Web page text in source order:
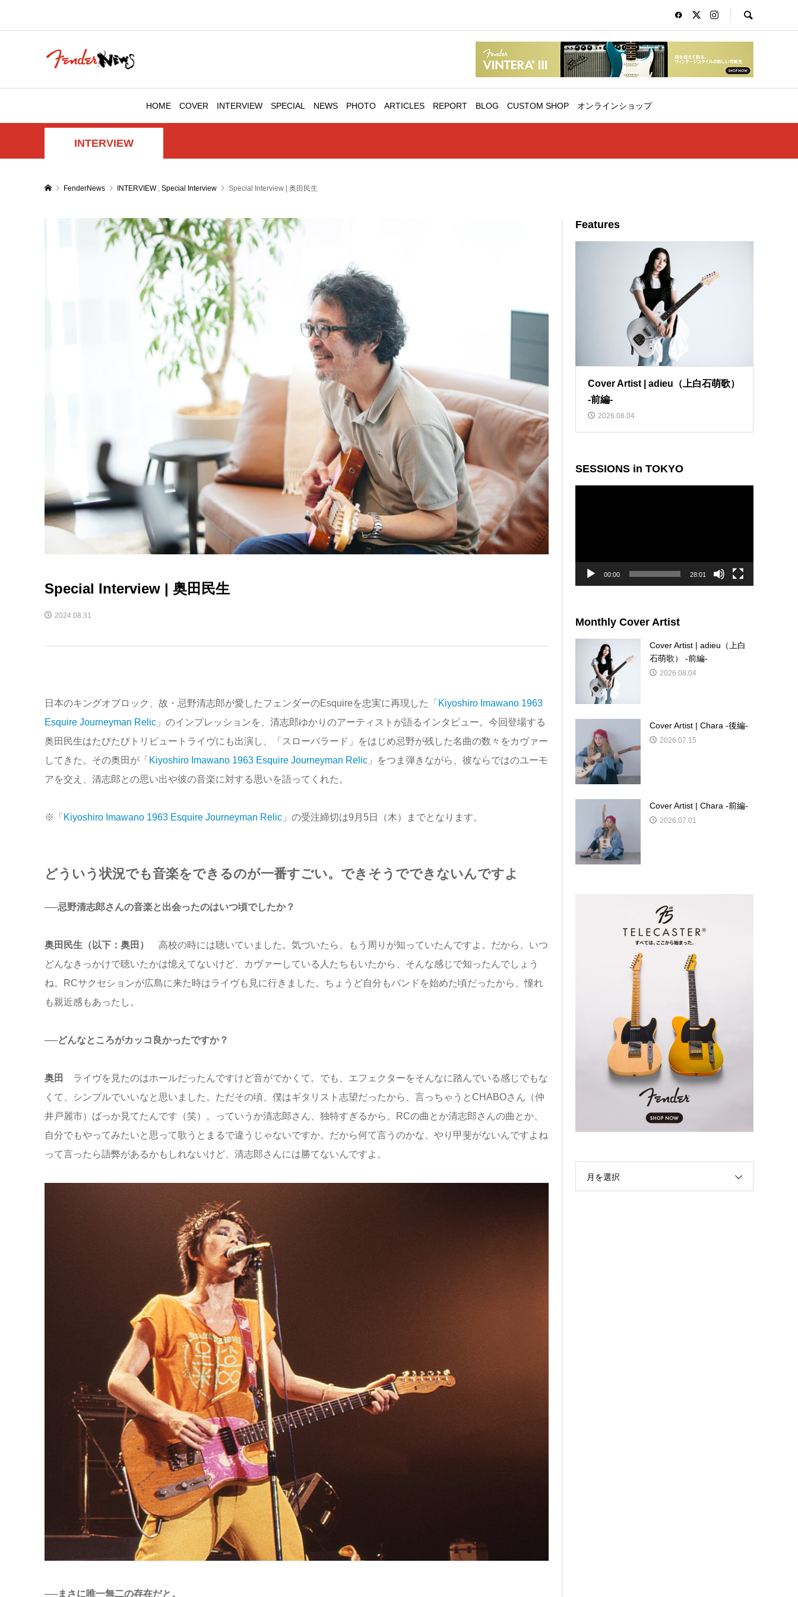
HOME COVER INTERVIEW SPECIAL NEWS PHOTO ARTICLES REPORT BLOG CUSTOM SHOP オンラインショップ
INTERVIEW
FenderNews INTERVIEW , Special Interview Special Interview | 奥田民生
Special Interview | 奥田民生
2024.08.31
日本のキングオブロック、故・忌野清志郎が愛したフェンダーのEsquireを忠実に再現した「 Kiyoshiro Imawano 1963
Esquire Journeyman Relic」のインプレッションを、清志郎ゆかりのアーティストが語るインタビュー。今回登場する
奥田民生はたびたびトリビュートライヴにも出演し、「スローバラード」をはじめ忌野が残した名曲の数々をカヴァー
してきた。その奥田が「 Kiyoshiro Imawano 1963 Esquire Journeyman Relic」をつま弾きながら、彼ならではのユーモ
アを交え、清志郎との思い出や彼の音楽に対する思いを語ってくれた。
※「 Kiyoshiro Imawano 1963 Esquire Journeyman Relic」の受注締切は9月5日（木）までとなります。
どういう状況でも音楽をできるのが一番すごい。できそうでできないんですよ
──忌野清志郎さんの音楽と出会ったのはいつ頃でしたか？
奥田民生（以下：奥田）
高校の時には聴いていました。気づいたら、もう周りが知っていたんですよ。だから、いつ
どんなきっかけで聴いたかは憶えてないけど、カヴァーしている人たちもいたから、そんな感じで知ったんでしょう
ね。RCサクセションが広島に来た時はライヴも見に行きました。ちょうど自分もバンドを始めた頃だったから、憧れ
も親近感もあったし。
──どんなところがカッコ良かったですか？
奥田
ライヴを見たのはホールだったんですけど音がでかくて。でも、エフェクターをそんなに踏んでいる感じでもな
くて、シンプルでいいなと思いました。ただその頃、僕はギタリスト志望だったから、言っちゃうとCHABOさん（仲
井戸麗市）ばっか見てたんです（笑）。っていうか清志郎さん、独特すぎるから。RCの曲とか清志郎さんの曲とか、
自分でもやってみたいと思って歌うとまるで違うじゃないですか。だから何て言うのかな、やり甲斐がないんですよね
って言ったら語弊があるかもしれないけど、清志郎さんには勝てないんですよ。
──まさに唯一無二の存在だと。
Features
Cover Artist | adieu（上白石萌歌）
-前編-
2026.08.04
SESSIONS in TOKYO
00:00 28:01
Monthly Cover Artist
Cover Artist | adieu（上白
石萌歌） -前編-
2026.08.04
Cover Artist | Chara -後編-
2026.07.15
Cover Artist | Chara -前編-
2026.07.01
月を選択